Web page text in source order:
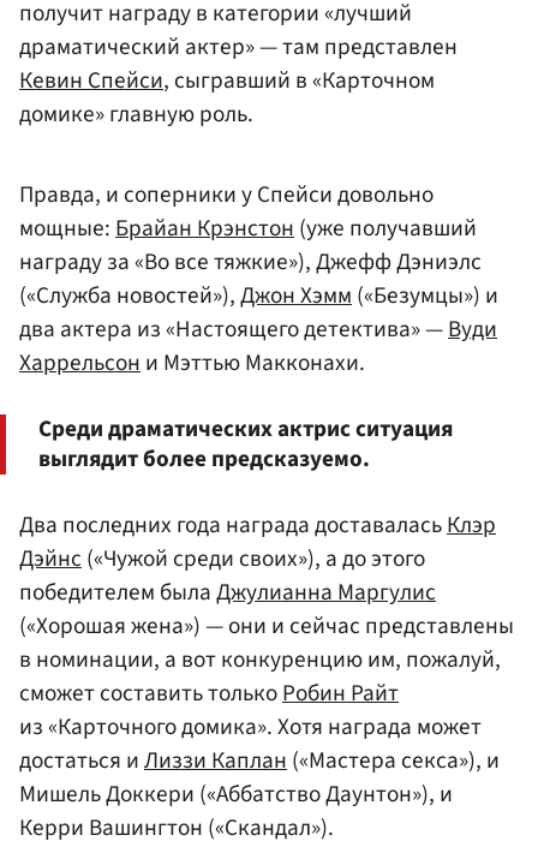
получит награду в категории «лучший
драматический актер» — там представлен
Кевин Спейси, сыгравший в «Карточном
домике» главную роль.
Правда, и соперники у Спейси довольно
мощные:Брайан Крэнстон(уже получавший
награду за «Во все тяжкие»), Джефф Дэниэлс
(«Служба новостей»),Джон Хэмм(«Безумцы») и
два актера из «Настоящего детектива» —Вуди
Харрельсони Мэттью Макконахи.
Среди драматических актрис ситуация
выглядит более предсказуемо.
Два последних года награда доставаласьКлэр
Дэйнс(«Чужой среди своих»), а до этого
победителем былаДжулианна Маргулис
(«Хорошая жена») — они и сейчас представлены
в номинации, а вот конкуренцию им, пожалуй,
сможет составить толькоРобин Райт
из «Карточного домика». Хотя награда может
достаться иЛиззи Каплан(«Мастера секса»), и
Мишель Доккери («Аббатство Даунтон»), и
Керри Вашингтон («Скандал»).